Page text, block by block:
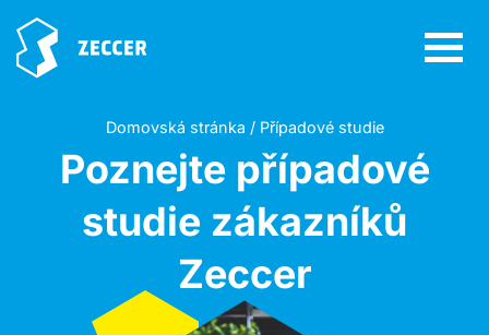
Domovská stránka / Případové studie
Poznejte případové
studie zákazníků
Zeccer